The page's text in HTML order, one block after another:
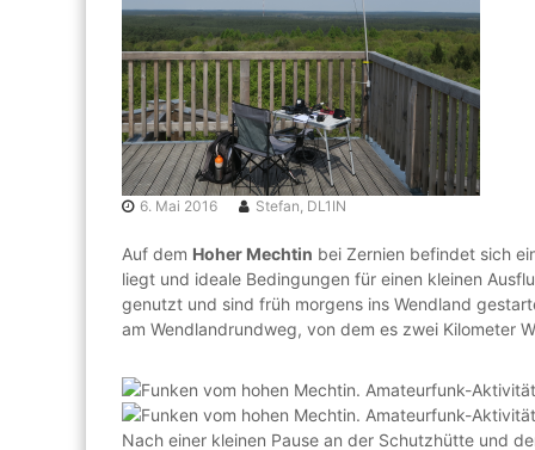
f
u
n
k
e
r
e
s
s
e
n
g
m
e
i
n
h
a
6. Mai 2016 Stefan, DL1IN
Auf dem Hoher Mechtin bei Zernien befindet sich
liegt und ideale Bedingungen für einen kleinen
genutzt und sind früh morgens ins Wendland
am Wendlandrundweg, von dem es zwei Kilometer
Nach einer kleinen Pause an der Schutzhütte und